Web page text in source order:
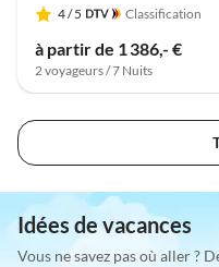
4/ 5 Classification
à partir de 1 386,- €
2 voyageurs / 7 Nuits
Idées de vacances
Vous ne savez pas où aller ?